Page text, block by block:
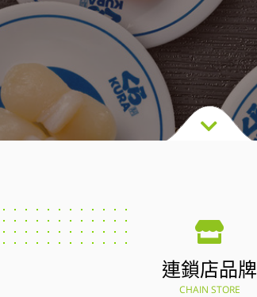
連鎖店品牌
CHAIN STORE